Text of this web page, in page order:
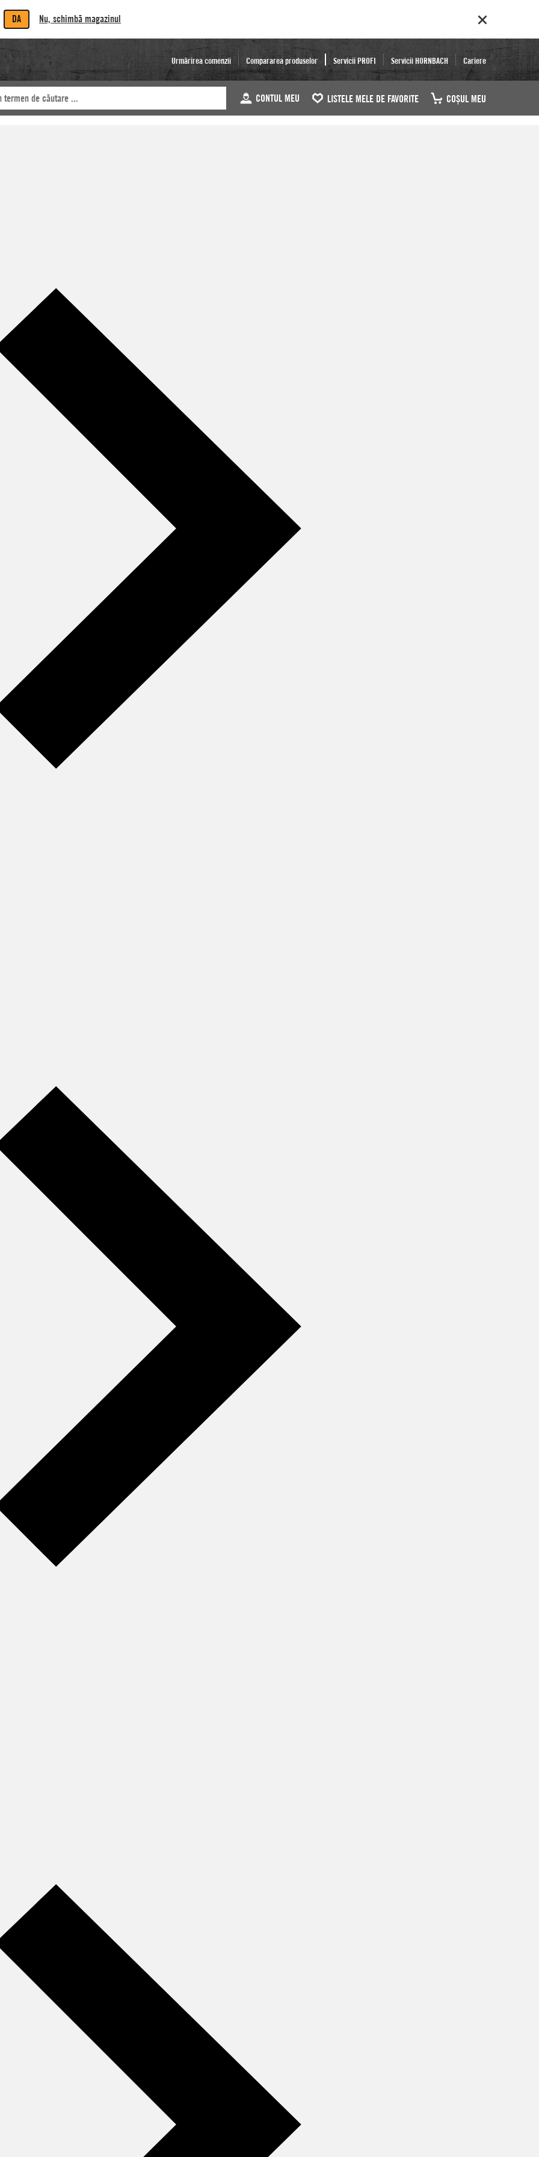
DA Nu, schimbă magazinul
Urmărirea comenzii Compararea produselor Servicii PROFI Servicii HORNBACH Cariere
CONTUL MEU LISTELE MELE DE FAVORITE COŞUL MEU